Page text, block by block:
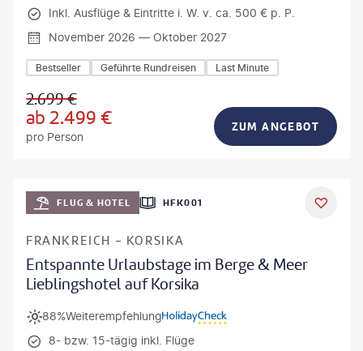
Inkl. Ausflüge & Eintritte i. W. v. ca. 500 € p. P.
November 2026 — Oktober 2027
Bestseller Geführte Rundreisen Last Minute
2.699€
ab2.499 €
pro Person
ZUM ANGEBOT
DEAL
FLUG & HOTEL HFK001
FRANKREICH - KORSIKA
Entspannte Urlaubstage im Berge & Meer
Lieblingshotel auf Korsika
Weiterempfehlung
88%
8- bzw. 15-tägig inkl. Flüge